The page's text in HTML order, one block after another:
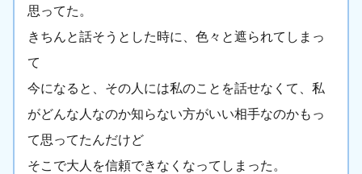
思ってた。
きちんと話そうとした時に、色々と遮られてしまっ
て
今になると、その人には私のことを話せなくて、私
がどんな人なのか知らない方がいい相手なのかもっ
て思ってたんだけど
そこで大人を信頼できなくなってしまった。